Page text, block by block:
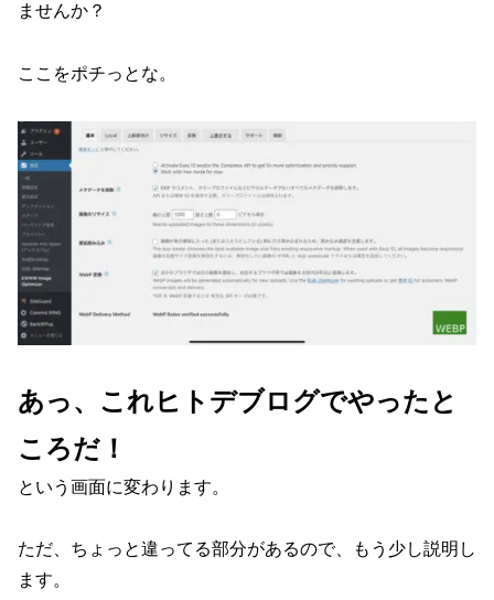
ませんか？
ここをポチっとな。
あっ、これヒトデブログでやったと
ころだ！
という画面に変わります。
ただ、ちょっと違ってる部分があるので、もう少し説明し
ます。